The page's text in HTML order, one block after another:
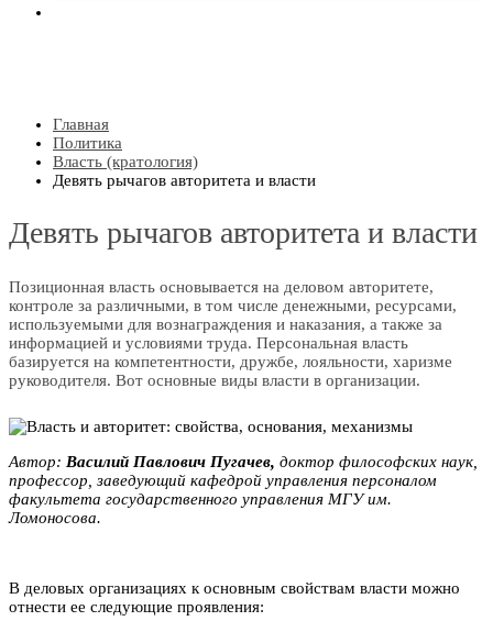
Главная
Политика
Власть (кратология)
Девять рычагов авторитета и власти
Девять рычагов авторитета и власти
Позиционная власть основывается на деловом авторитете,
контроле за различными, в том числе денежными, ресурсами,
используемыми для вознаграждения и наказания, а также за
информацией и условиями труда. Персональная власть
базируется на компетентности, дружбе, лояльности, харизме
руководителя. Вот основные виды власти в организации.
Автор: Bacилий Пaвлович Пyгaчeв, доктор философских наук,
профессор, заведующий кафедрой управления персоналом
факультета государственного управления MГУ им.
Ломоносова.
В деловых организациях к основным свойствам власти можно
отнести ее следующие проявления: